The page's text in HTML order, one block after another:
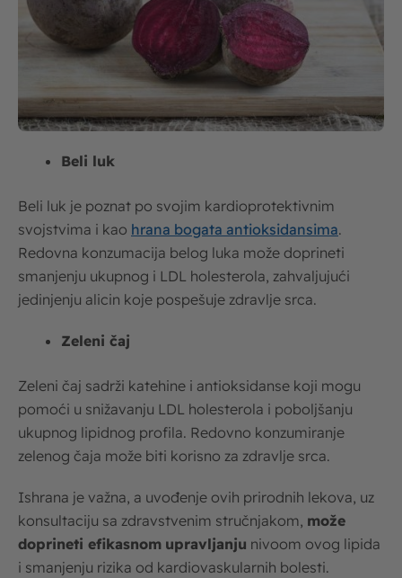
Beli luk
Beli luk je poznat po svojim kardioprotektivnim
svojstvima i kao hrana bogata antioksidansima.
Redovna konzumacija belog luka može doprineti
smanjenju ukupnog i LDL holesterola, zahvaljujući
jedinjenju alicin koje pospešuje zdravlje srca.
Zeleni čaj
Zeleni čaj sadrži katehine i antioksidanse koji mogu
pomoći u snižavanju LDL holesterola i poboljšanju
ukupnog lipidnog profila. Redovno konzumiranje
zelenog čaja može biti korisno za zdravlje srca.
Ishrana je važna, a uvođenje ovih prirodnih lekova, uz
konsultaciju sa zdravstvenim stručnjakom, može
doprineti efikasnom upravljanju nivoom ovog lipida
i smanjenju rizika od kardiovaskularnih bolesti.